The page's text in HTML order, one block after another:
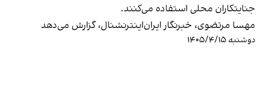
جنایتکاران محلی استفاده می‌کنند.
مهسا مرتضوی، خبرنگار ایران‌اینترنشنال، گزارش می‌دهد
دوشنبه ۱۴۰۵/۴/۱۵